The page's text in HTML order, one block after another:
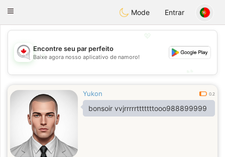
CANADIANchat
Toggle
Mode Entrar
💖
💕
Encontre seu par perfeito
Baixe agora nosso aplicativo de namoro!
Yukon 0.2
bonsoir vvjrrrrrtttttttooo988899999